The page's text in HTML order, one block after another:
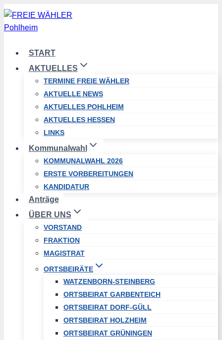
Zum
START
AKTUELLES
TERMINE FREIE WÄHLER
AKTUELLE NEWS
AKTUELLES POHLHEIM
AKTUELLES HESSEN
LINKS
Kommunalwahl
KOMMUNALWAHL 2026
ERSTE VORBEREITUNGEN
KANDIDATUR
Anträge
ÜBER UNS
VORSTAND
FRAKTION
MAGISTRAT
ORTSBEIRÄTE
WATZENBORN-STEINBERG
ORTSBEIRAT GARBENTEICH
ORTSBEIRAT DORF-GÜLL
ORTSBEIRAT HOLZHEIM
ORTSBEIRAT GRÜNINGEN